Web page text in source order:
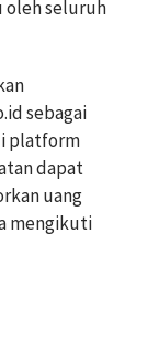
oleh seluruh
sebagai
platform
dapat
uang
mengikuti